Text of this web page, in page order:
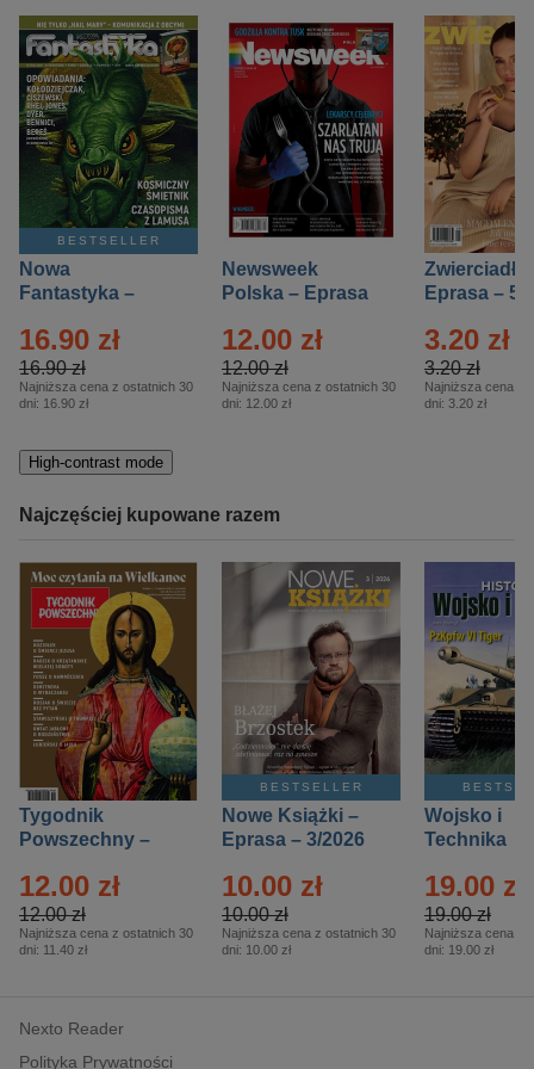
BESTSELLER
Nowa
Fantastyka –
16.90 zł
16.90 zł
Najniższa cena z ostatnich 30
dni: 16.90 zł
Newsweek
Polska – Eprasa
12.00 zł
12.00 zł
Najniższa cena z ostatnich 30
dni: 12.00 zł
Zwierciadło
Eprasa – 5/
3.20 zł
3.20 zł
Najniższa cena z
dni: 3.20 zł
High-contrast mode
Najczęściej kupowane razem
Tygodnik
Powszechny –
12.00 zł
12.00 zł
Najniższa cena z ostatnich 30
dni: 11.40 zł
BESTSELLER
Nowe Książki –
Eprasa – 3/2026
10.00 zł
10.00 zł
Najniższa cena z ostatnich 30
dni: 10.00 zł
Wojsko i
Technika
– 2/2026
19.00 zł
19.00 zł
Najniższa cena z
dni: 19.00 zł
Nexto Reader
Polityka Prywatności